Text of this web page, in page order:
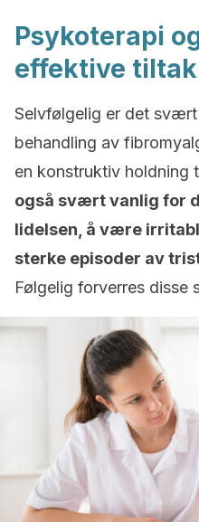
Psykoterapi
effektive tiltak
Selvfølgelig er det
behandling av
en konstruktiv holdning
også svært vanlig for
lidelsen, å være
sterke episoder av
Følgelig forverres disse